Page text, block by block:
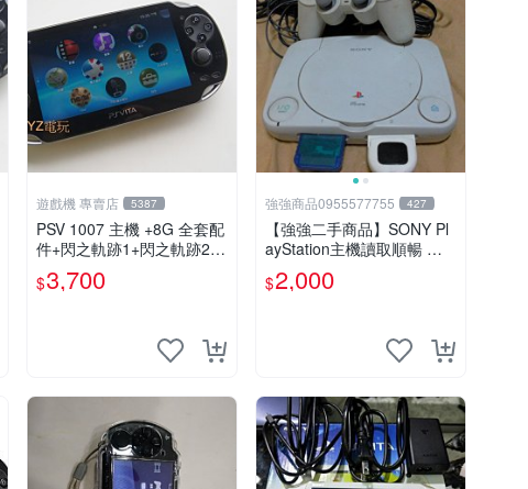
遊戲機 專賣店 5387
PSV 1007 主機 +8G 全套配
件+閃之軌跡1+閃之軌跡2
保修一年 品質有保障
$3,700
強強商品0955577755 427
【強強二手商品】SONY Pl
ayStation主機讀取順暢 如
圖全部 ! 外觀完整乾淨
$2,000